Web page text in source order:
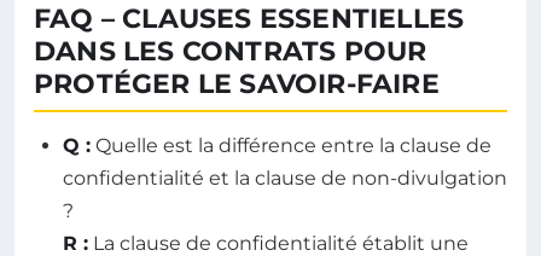
FAQ – CLAUSES ESSENTIELLES
DANS LES CONTRATS POUR
PROTÉGER LE SAVOIR-FAIRE
Q : Quelle est la différence entre la clause de
confidentialité et la clause de non-divulgation
?
R : La clause de confidentialité établit une